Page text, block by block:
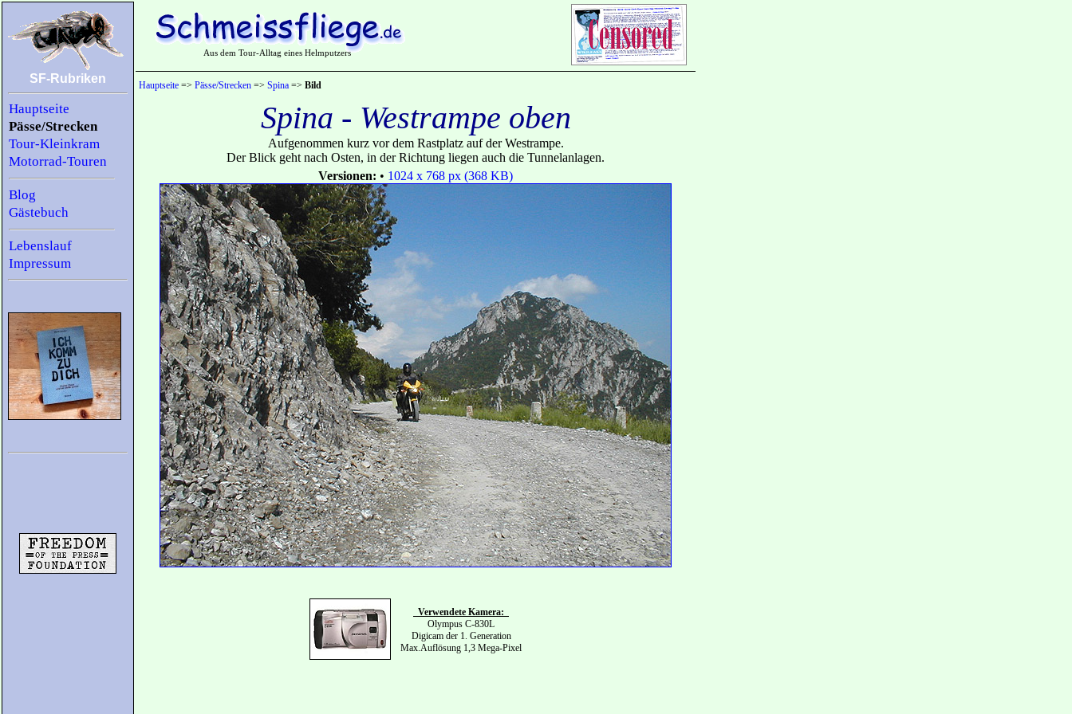
SF-Rubriken
Hauptseite
Pässe/Strecken
Tour-Kleinkram
Motorrad-Touren
Blog
Gästebuch
Lebenslauf
Impressum
Aus dem Tour-Alltag eines Helmputzers
Hauptseite => Pässe/Strecken => Spina => Bild
Spina - Westrampe oben
Aufgenommen kurz vor dem Rastplatz auf der Westrampe.
Der Blick geht nach Osten, in der Richtung liegen auch die Tunnelanlagen.
Versionen: • 1024 x 768 px (368 KB)
Verwendete Kamera:
Olympus C-830L
Digicam der 1. Generation
Max.Auflösung 1,3 Mega-Pixel